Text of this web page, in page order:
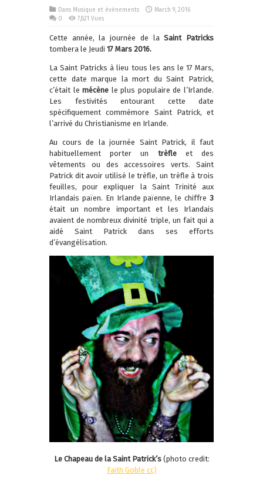
Dans Musique et événements
March 9, 2016
0
7,821 Vues
Cette année, la journée de laSaint Patricks
tombera le Jeudi 17 Mars 2016.
La Saint Patricks à lieu tous les ans le 17 Mars,
cette date marque la mort du Saint Patrick,
c’était lemécène le plus populaire de l’Irlande.
Les festivités entourant cette date
spécifiquement commémore Saint Patrick, et
l’arrivé du Christianisme en Irlande.
Au cours de la journée Saint Patrick, il faut
habituellement porter un trèfleet des
vêtements ou des accessoires verts. Saint
Patrick dit avoir utilisé le trèfle, un trèfle à trois
feuilles, pour expliquer la Saint Trinité aux
Irlandais païen. En Irlande païenne, le chiffre 3
était un nombre important et les Irlandais
avaient de nombreux divinité triple, un fait qui a
aidé Saint Patrick dans ses efforts
d’évangélisation.
Le Chapeau de la Saint Patrick’s (photo credit:
Faith Goble cc)